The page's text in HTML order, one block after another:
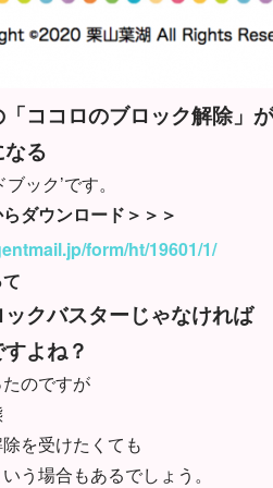
ココロのブロック解除」が
る
ック’です。
ダウンロード＞＞＞
form/ht/19601/1/
クバスターじゃなければ
よね？
のですが
を受けたくても
う場合もあるでしょう。